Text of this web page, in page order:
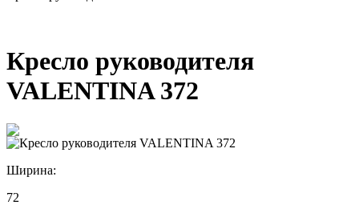
Кресло руководителя
VALENTINA 372
Ширина:
72